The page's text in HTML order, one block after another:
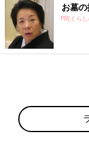
食材を無駄に
ことに
節約に役立つ「献
「食材を無駄にし
「私も皆さんの体
あります。
お墓
PR(くら